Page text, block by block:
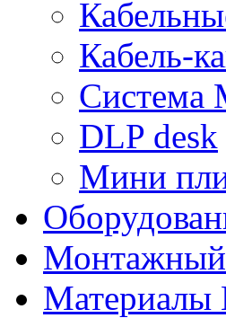
Кабель-
Система
DLP desk
Мини
Монтажный
Материалы